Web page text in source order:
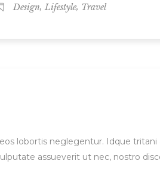
Design, Lifestyle, Travel
lobortis neglegentur. Idque
assueverit ut nec, nostro